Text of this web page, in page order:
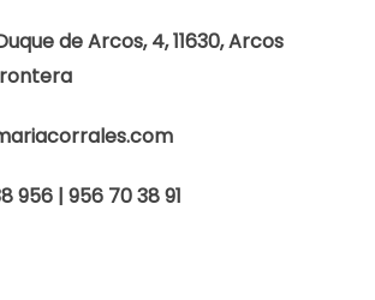
de Arcos, 4, 11630, Arcos
956 | 956 70 38 91